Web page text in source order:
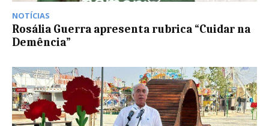
NOTÍCIAS
Rosália Guerra apresenta rubrica “Cuidar na
Demência”